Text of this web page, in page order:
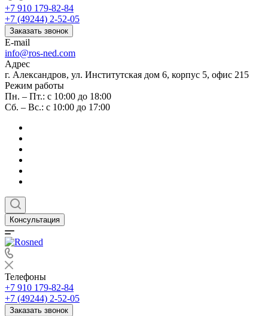
+7 910 179-82-84
+7 (49244) 2-52-05
Заказать звонок
E-mail
info@ros-ned.com
Адрес
г. Александров, ул. Институтская дом 6, корпус 5, офис 215
Режим работы
Пн. – Пт.: с 10:00 до 18:00
Сб. – Вс.: с 10:00 до 17:00
Консультация
Телефоны
+7 910 179-82-84
+7 (49244) 2-52-05
Заказать звонок